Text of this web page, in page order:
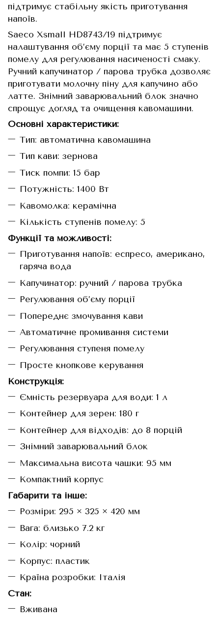
підтримує стабільну якість приготування
напоїв.
Saeco Xsmall HD8743/19 підтримує
налаштування об’єму порції та має 5 ступенів
помелу для регулювання насиченості смаку.
Ручний капучинатор / парова трубка дозволяє
приготувати молочну піну для капучино або
латте. Знімний заварювальний блок значно
спрощує догляд та очищення кавомашини.
Основні характеристики:
Тип: автоматична кавомашина
Тип кави: зернова
Тиск помпи: 15 бар
Потужність: 1400 Вт
Кавомолка: керамічна
Кількість ступенів помелу: 5
Функції та можливості:
Приготування напоїв: еспресо, американо,
гаряча вода
Капучинатор: ручний / парова трубка
Регулювання об’єму порції
Попереднє змочування кави
Автоматичне промивання системи
Регулювання ступеня помелу
Просте кнопкове керування
Конструкція:
Ємність резервуара для води: 1 л
Контейнер для зерен: 180 г
Контейнер для відходів: до 8 порцій
Знімний заварювальний блок
Максимальна висота чашки: 95 мм
Компактний корпус
Габарити та інше:
Розміри: 295 × 325 × 420 мм
Вага: близько 7.2 кг
Колір: чорний
Корпус: пластик
Країна розробки: Італія
Стан:
Вживана